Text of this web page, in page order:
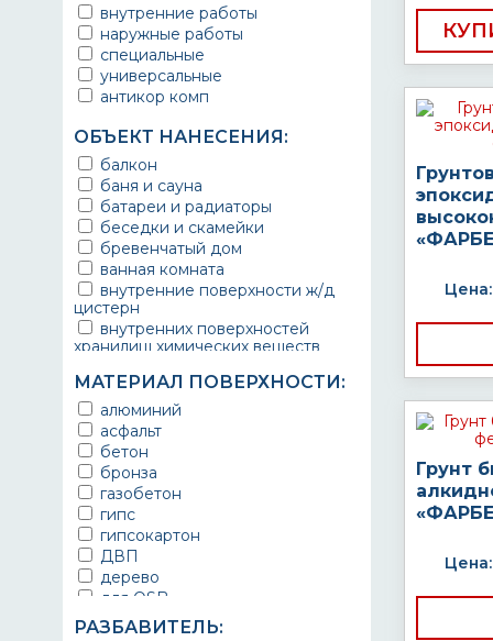
Покрытие
грунт эмаль
защитное покрытие
внутренние работы
наружные работы
специальные
универсальные
антикор комп
ОБЪЕКТ НАНЕСЕНИЯ:
балкон
баня и сауна
батареи и радиаторы
беседки и скамейки
бревенчатый дом
ванная комната
внутренние поверхности ж/д
цистерн
внутренних поверхностей
хранилищ химических веществ
ворота
выхлопные системы
автомобилей
газопроводы
гараж
гидротехнические сооружения
городской транспорт
грузовые вагоны
двери металлические
детали двигателей
детали машин
для автомобилей
МАТЕРИАЛ ПОВЕРХНОСТИ:
алюминий
асфальт
бетон
бронза
газобетон
гипс
гипсокартон
ДВП
дерево
для OSB
для бетона
РАЗБАВИТЕЛЬ:
Цена:
Грунт
Цена: